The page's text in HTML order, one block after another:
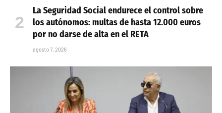
La Seguridad Social endurece el control sobre
los autónomos: multas de hasta 12.000 euros
por no darse de alta en el RETA
agosto 7, 2026